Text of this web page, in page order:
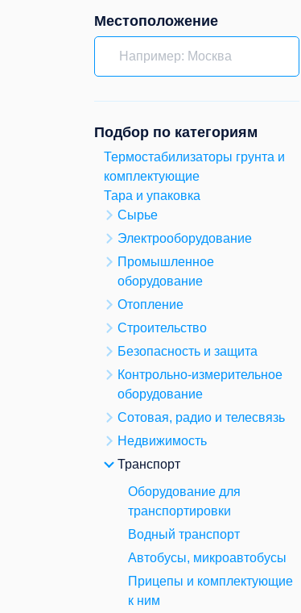
Местоположение
Подбор по категориям
Термостабилизаторы грунта и
комплектующие
Тара и упаковка
Сырье
Электрооборудование
Промышленное
оборудование
Отопление
Строительство
Безопасность и защита
Контрольно-измерительное
оборудование
Сотовая, радио и телесвязь
Недвижимость
Транспорт
Оборудование для
транспортировки
Водный транспорт
Автобусы, микроавтобусы
Прицепы и комплектующие
к ним